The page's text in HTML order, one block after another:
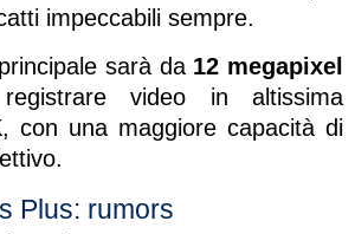
impeccabili sempre.
sarà da 12 megapixel
video in altissima
, con una maggiore capacità di
Plus: rumors